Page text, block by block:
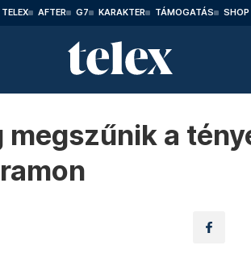
TELEX AFTER G7 KARAKTER TÁMOGATÁS SHOP
a